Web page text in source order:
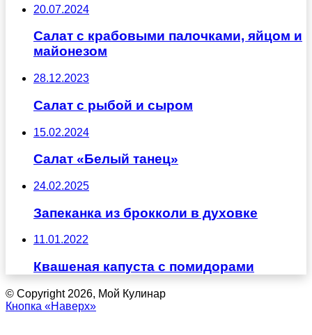
20.07.2024
Салат с крабовыми палочками, яйцом и
майонезом
28.12.2023
Салат с рыбой и сыром
15.02.2024
Салат «Белый танец»
24.02.2025
Запеканка из брокколи в духовке
11.01.2022
Квашеная капуста с помидорами
© Copyright 2026, Мой Кулинар
Кнопка «Наверх»